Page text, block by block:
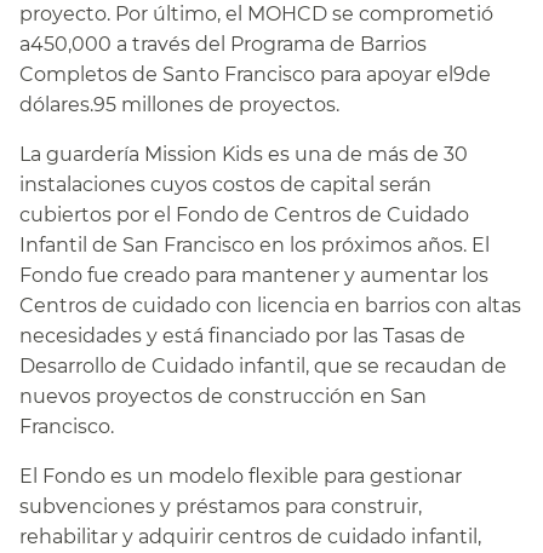
proyecto. Por último, el MOHCD se comprometió
a450,000 a través del Programa de Barrios
Completos de Santo Francisco para apoyar el9de
dólares.95 millones de proyectos.​​
La guardería Mission Kids es una de más de 30
instalaciones cuyos costos de capital serán
cubiertos por el Fondo de Centros de Cuidado
Infantil de San Francisco en los próximos años. El
Fondo fue creado para mantener y aumentar los
Centros de cuidado con licencia en barrios con altas
necesidades y está financiado por las Tasas de
Desarrollo de Cuidado infantil, que se recaudan de
nuevos proyectos de construcción en San
Francisco.​​
El Fondo es un modelo flexible para gestionar
subvenciones y préstamos para construir,
rehabilitar y adquirir centros de cuidado infantil,